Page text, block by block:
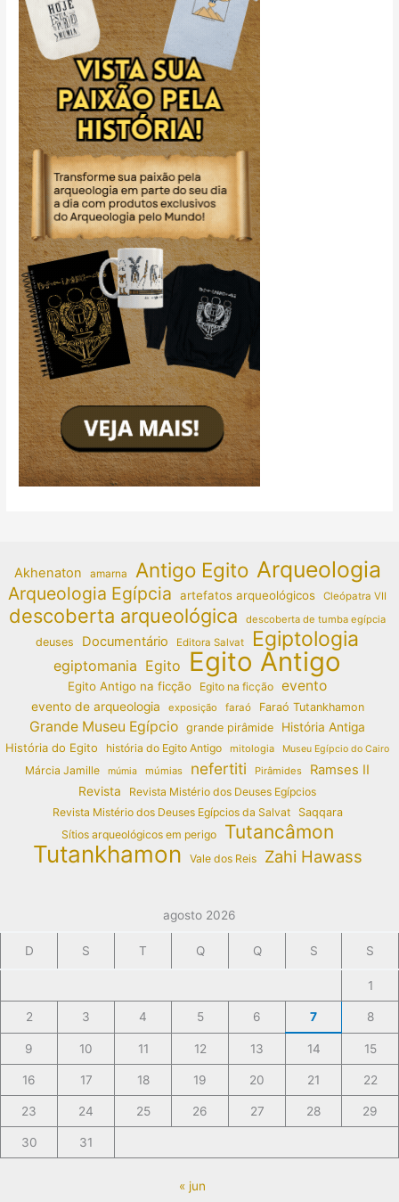
Akhenaton amarna Antigo Egito Arqueologia
Arqueologia Egípcia artefatos arqueológicos Cleópatra VII
descoberta arqueológica descoberta de tumba egípcia
deuses Documentário Editora Salvat Egiptologia
egiptomania Egito Egito Antigo
Egito Antigo na ficção Egito na ficção evento
evento de arqueologia exposição faraó Faraó Tutankhamon
Grande Museu Egípcio grande pirâmide
História Antiga
História do Egito
história do Egito Antigo mitologia Museu Egípcio do Cairo
Márcia Jamille múmia múmias nefertiti Pirâmides Ramses II
Revista
Revista Mistério dos Deuses Egípcios
Revista Mistério dos Deuses Egípcios da Salvat
Saqqara
Sítios arqueológicos em perigo
Tutancâmon
Tutankhamon Vale dos Reis Zahi Hawass
agosto 2026
D S T Q Q S S
1
2 3 4 5 6 7 8
9 10 11 12 13 14 15
16 17 18 19 20 21 22
23 24 25 26 27 28 29
30 31
« jun